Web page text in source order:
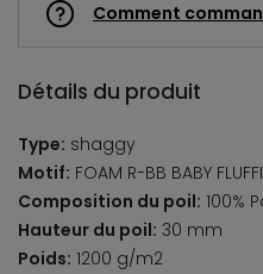
Comment
Détails du produit
Type: shaggy
Motif: FOAM R-BB BABY
Composition du poil: 100%
Hauteur du poil: 30 mm
Poids: 1200 g/m2